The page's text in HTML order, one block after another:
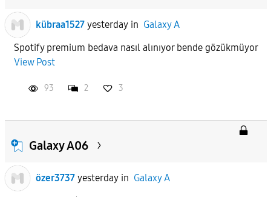
kübraa1527 yesterdayin Galaxy A
Spotify premium bedava nasıl alınıyor bende gözükmüyor
View Post
93 2 3
Galaxy A06
özer3737 yesterdayin Galaxy A